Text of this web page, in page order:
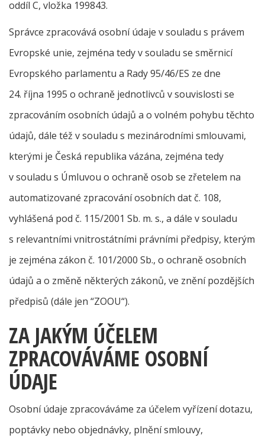
oddíl C, vložka 199843.
Správce zpracovává osobní údaje v souladu s právem
Evropské unie, zejména tedy v souladu se směrnicí
Evropského parlamentu a Rady 95/46/ES ze dne
24. října 1995 o ochraně jednotlivců v souvislosti se
zpracováním osobních údajů a o volném pohybu těchto
údajů, dále též v souladu s mezinárodními smlouvami,
kterými je Česká republika vázána, zejména tedy
v souladu s Úmluvou o ochraně osob se zřetelem na
automatizované zpracování osobních dat č. 108,
vyhlášená pod č. 115/2001 Sb. m. s., a dále v souladu
s relevantními vnitrostátními právními předpisy, kterým
je zejména zákon č. 101/2000 Sb., o ochraně osobních
údajů a o změně některých zákonů, ve znění pozdějších
předpisů (dále jen “ZOOU“).
ZA JAKÝM ÚČELEM
ZPRACOVÁVÁME OSOBNÍ
ÚDAJE
Osobní údaje zpracováváme za účelem vyřízení dotazu,
poptávky nebo objednávky, plnění smlouvy,